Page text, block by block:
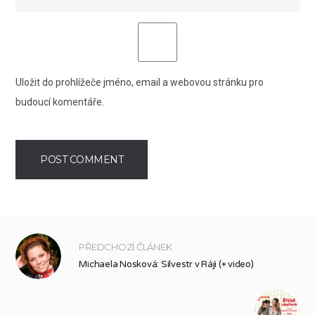
Uložit do prohlížeče jméno, email a webovou stránku pro
budoucí komentáře.
PŘEDCHOZÍ ČLÁNEK
Michaela Nosková: Silvestr v Ráji (+ video)